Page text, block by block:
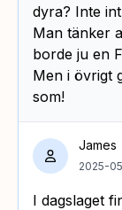
dyra? Inte
Man tänker
borde ju en
Men i övrigt
som!
James
2025-
I dagslaget